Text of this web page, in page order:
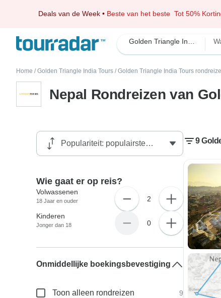
Deals van de Week • Beste van het beste Tot 50%
Home / Golden Triangle India Tours / Golden Triangle India Tours
Nepal Rondreizen van
9
Wie gaat er op reis?
Volwassenen
18 Jaar en ouder 2
Kinderen
Jonger dan 18 0
Onmiddellijke boekingsbevestiging
Toon alleen rondreizen
9